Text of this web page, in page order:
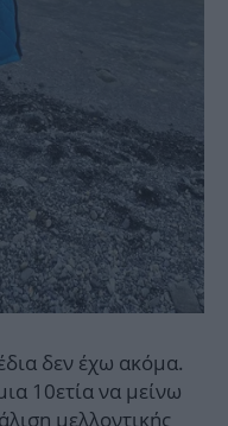
δεν έχω ακόμα.
10ετία να μείνω
μελλοντικής